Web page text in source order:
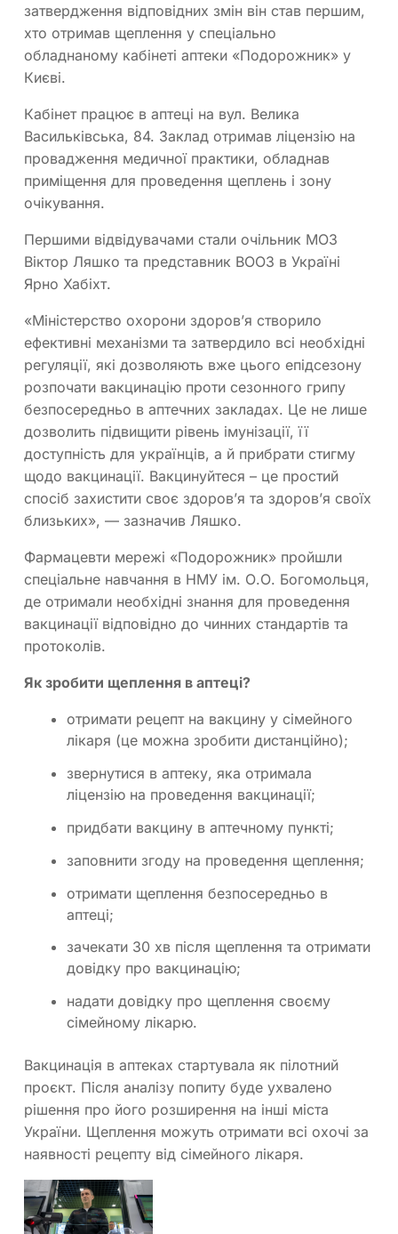
затвердження відповідних змін він став першим,
хто отримав щеплення у спеціально
обладнаному кабінеті аптеки «Подорожник» у
Києві.
Кабінет працює в аптеці на вул. Велика
Васильківська, 84. Заклад отримав ліцензію на
провадження медичної практики, обладнав
приміщення для проведення щеплень і зону
очікування.
Першими відвідувачами стали очільник МОЗ
Віктор Ляшко та представник ВООЗ в Україні
Ярно Хабіхт.
«Міністерство охорони здоровʼя створило
ефективні механізми та затвердило всі необхідні
регуляції, які дозволяють вже цього епідсезону
розпочати вакцинацію проти сезонного грипу
безпосередньо в аптечних закладах. Це не лише
дозволить підвищити рівень імунізації, її
доступність для українців, а й прибрати стигму
щодо вакцинації. Вакцинуйтеся – це простий
спосіб захистити своє здоровʼя та здоровʼя своїх
близьких», — зазначив Ляшко.
Фармацевти мережі «Подорожник» пройшли
спеціальне навчання в НМУ ім. О.О. Богомольця,
де отримали необхідні знання для проведення
вакцинації відповідно до чинних стандартів та
протоколів.
Як зробити щеплення в аптеці?
отримати рецепт на вакцину у сімейного
лікаря (це можна зробити дистанційно);
звернутися в аптеку, яка отримала
ліцензію на проведення вакцинації;
придбати вакцину в аптечному пункті;
заповнити згоду на проведення щеплення;
отримати щеплення безпосередньо в
аптеці;
зачекати 30 хв після щеплення та отримати
довідку про вакцинацію;
надати довідку про щеплення своєму
сімейному лікарю.
Вакцинація в аптеках стартувала як пілотний
проєкт. Після аналізу попиту буде ухвалено
рішення про його розширення на інші міста
України. Щеплення можуть отримати всі охочі за
наявності рецепту від сімейного лікаря.